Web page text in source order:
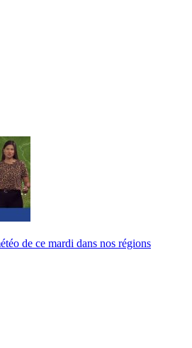
de ce mardi dans nos régions